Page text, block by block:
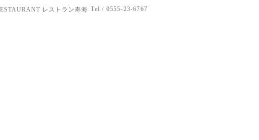
レストラン寿海 Tel / 0555-23-6767